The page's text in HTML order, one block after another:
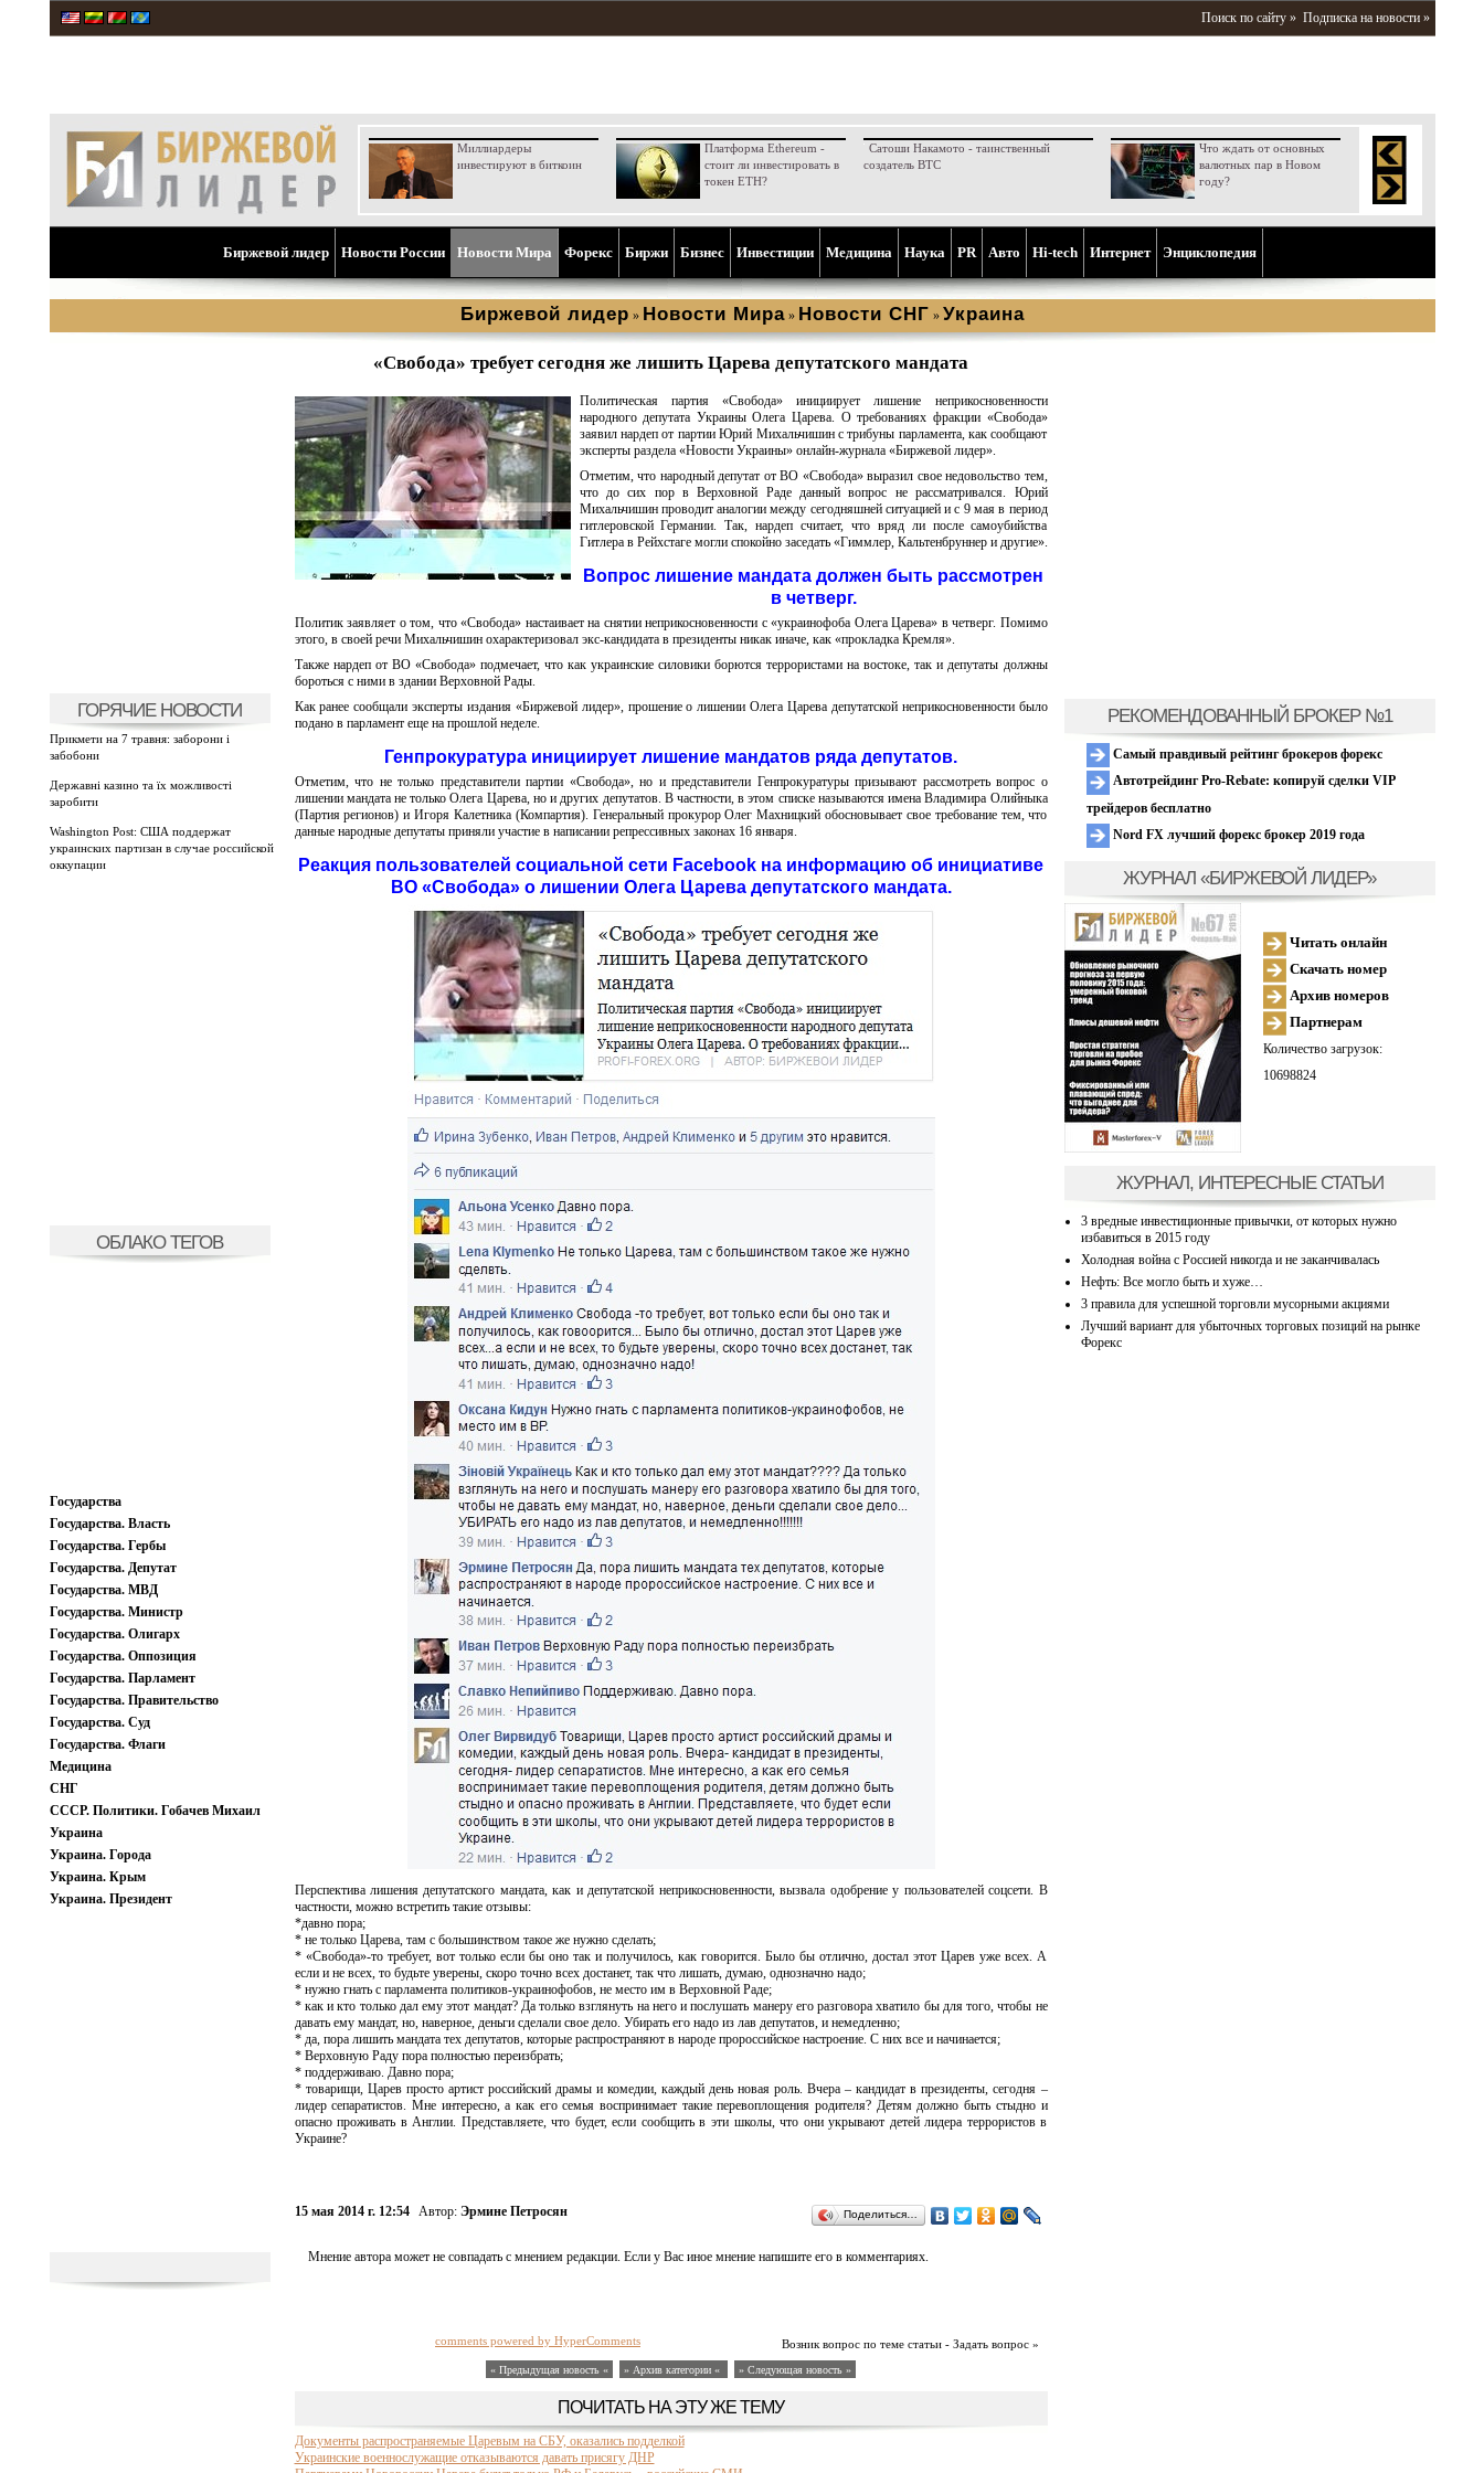
Поиск по сайту » Подписка на новости »
Миллиардеры
инвестируют в биткоин
Платформа Ethereum -
стоит ли инвестировать в
токен ETH?
Сатоши Накамото - таинственный
создатель BTC
Что ждать от основных
валютных пар в Новом
году?
Биржевой лидер Новости России Новости Мира Форекс Биржи Бизнес Инвестиции Медицина Наука PR Aвто Hi-tech Интернет Энциклопедия
Биржевой лидер » Новости Мира » Новости СНГ » Украина
ГОРЯЧИЕ НОВОСТИ
Прикмети на 7 травня: заборони і
забобони
Державні казино та їх можливості
заробити
Washington Post: США поддержат
украинских партизан в случае российской
оккупации
ОБЛАКО ТЕГОВ
Государства
Государства. Власть
Государства. Гербы
Государства. Депутат
Государства. МВД
Государства. Министр
Государства. Олигарх
Государства. Оппозиция
Государства. Парламент
Государства. Правительство
Государства. Суд
Государства. Флаги
Медицина
СНГ
СССР. Политики. Гобачев Михаил
Украина
Украина. Города
Украина. Крым
Украина. Президент
«Свобода» требует сегодня же лишить Царева депутатского мандата
Политическая партия «Свобода» инициирует лишение неприкосновенности
народного депутата Украины Олега Царева. О требованиях фракции «Свобода»
заявил нардеп от партии Юрий Михальчишин с трибуны парламента, как сообщают
эксперты раздела «Новости Украины» онлайн-журнала «Биржевой лидер».
Отметим, что народный депутат от ВО «Свобода» выразил свое недовольство тем,
что до сих пор в Верховной Раде данный вопрос не рассматривался. Юрий
Михальчишин проводит аналогии между сегодняшней ситуацией и с 9 мая в период
гитлеровской Германии. Так, нардеп считает, что вряд ли после самоубийства
Гитлера в Рейхстаге могли спокойно заседать «Гиммлер, Кальтенбруннер и другие».
Вопрос лишение мандата должен быть рассмотрен
в четверг.
Политик заявляет о том, что «Свобода» настаивает на снятии неприкосновенности с «украинофоба Олега Царева» в четверг. Помимо
этого, в своей речи Михальчишин охарактеризовал экс-кандидата в президенты никак иначе, как «прокладка Кремля».
Также нардеп от ВО «Свобода» подмечает, что как украинские силовики борются террористами на востоке, так и депутаты должны
бороться с ними в здании Верховной Рады.
Как ранее сообщали эксперты издания «Биржевой лидер», прошение о лишении Олега Царева депутатской неприкосновенности было
подано в парламент еще на прошлой неделе.
Генпрокуратура инициирует лишение мандатов ряда депутатов.
Отметим, что не только представители партии «Свобода», но и представители Генпрокуратуры призывают рассмотреть вопрос о
лишении мандата не только Олега Царева, но и других депутатов. В частности, в этом списке называются имена Владимира Олийныка
(Партия регионов) и Игоря Калетника (Компартия). Генеральный прокурор Олег Махницкий обосновывает свое требование тем, что
данные народные депутаты приняли участие в написании репрессивных законах 16 января.
Реакция пользователей социальной сети Facebook на информацию об инициативе
ВО «Свобода» о лишении Олега Царева депутатского мандата.
Перспектива лишения депутатского мандата, как и депутатской неприкосновенности, вызвала одобрение у пользователей соцсети. В
частности, можно встретить такие отзывы:
*давно пора;
* не только Царева, там с большинством такое же нужно сделать;
* «Свобода»-то требует, вот только если бы оно так и получилось, как говорится. Было бы отлично, достал этот Царев уже всех. А
если и не всех, то будьте уверены, скоро точно всех достанет, так что лишать, думаю, однозначно надо;
* нужно гнать с парламента политиков-украинофобов, не место им в Верховной Раде;
* как и кто только дал ему этот мандат? Да только взглянуть на него и послушать манеру его разговора хватило бы для того, чтобы не
давать ему мандат, но, наверное, деньги сделали свое дело. Убирать его надо из лав депутатов, и немедленно;
* да, пора лишить мандата тех депутатов, которые распространяют в народе пророссийское настроение. С них все и начинается;
* Верховную Раду пора полностью переизбрать;
* поддерживаю. Давно пора;
* товарищи, Царев просто артист российский драмы и комедии, каждый день новая роль. Вчера – кандидат в президенты, сегодня –
лидер сепаратистов. Мне интересно, а как его семья воспринимает такие перевоплощения родителя? Детям должно быть стыдно и
опасно проживать в Англии. Представляете, что будет, если сообщить в эти школы, что они укрывают детей лидера террористов в
Украине?
15 мая 2014 г. 12:54 Автор: Эрмине Петросян Поделиться…
Мнение автора может не совпадать с мнением редакции. Если у Вас иное мнение напишите его в комментариях.
Возник вопрос по теме статьи - Задать вопрос »
comments powered by HyperComments
« Предыдущая новость « » Архив категории « » Следующая новость »
ПОЧИТАТЬ НА ЭТУ ЖЕ ТЕМУ
Документы распространяемые Царевым на СБУ, оказались подделкой
Украинские военнослужащие отказываются давать присягу ДНР
РЕКОМЕНДОВАННЫЙ БРОКЕР №1
Самый правдивый рейтинг брокеров форекс
Автотрейдинг Pro-Rebate: копируй сделки VIP
трейдеров бесплатно
Nord FX лучший форекс брокер 2019 года
ЖУРНАЛ «БИРЖЕВОЙ ЛИДЕР»
Читать онлайн
Скачать номер
Архив номеров
Партнерам
Количество загрузок:
10698824
ЖУРНАЛ, ИНТЕРЕСНЫЕ СТАТЬИ
3 вредные инвестиционные привычки, от которых нужно
избавиться в 2015 году
Холодная война с Россией никогда и не заканчивалась
Нефть: Все могло быть и хуже…
3 правила для успешной торговли мусорными акциями
Лучший вариант для убыточных торговых позиций на рынке
Форекс